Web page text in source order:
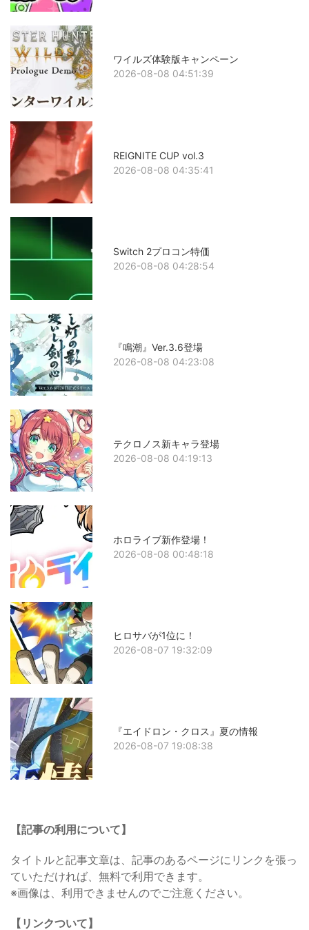
ワイルズ体験版キャンペーン
2026-08-08 04:51:39
REIGNITE CUP vol.3
2026-08-08 04:35:41
Switch 2プロコン特価
2026-08-08 04:28:54
『鳴潮』Ver.3.6登場
2026-08-08 04:23:08
テクロノス新キャラ登場
2026-08-08 04:19:13
ホロライブ新作登場！
2026-08-08 00:48:18
ヒロサバが1位に！
2026-08-07 19:32:09
『エイドロン・クロス』夏の情報
2026-08-07 19:08:38
【記事の利用について】
タイトルと記事文章は、記事のあるページにリンクを張っ
ていただければ、無料で利用できます。
※画像は、利用できませんのでご注意ください。
【リンクついて】